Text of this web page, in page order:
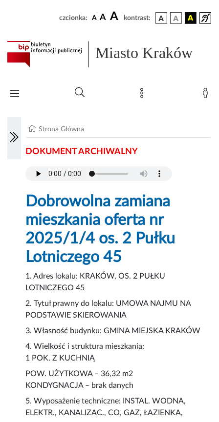
czcionka: A A A kontrast:
Miasto Kraków
Strona Główna
DOKUMENT ARCHIWALNY
Dobrowolna zamiana
mieszkania oferta nr
2025/1/4 os. 2 Pułku
Lotniczego 45
1. Adres lokalu: KRAKÓW, OS. 2 PUŁKU
LOTNICZEGO 45
2. Tytuł prawny do lokalu: UMOWA NAJMU NA
PODSTAWIE SKIEROWANIA
3. Własność budynku: GMINA MIEJSKA KRAKÓW
4. Wielkość i struktura mieszkania:
1 POK. Z KUCHNIĄ
POW. UŻYTKOWA – 36,32 m2
KONDYGNACJA – brak danych
5. Wyposażenie techniczne: INSTAL. WODNA,
ELEKTR., KANALIZAC., CO, GAZ, ŁAZIENKA,